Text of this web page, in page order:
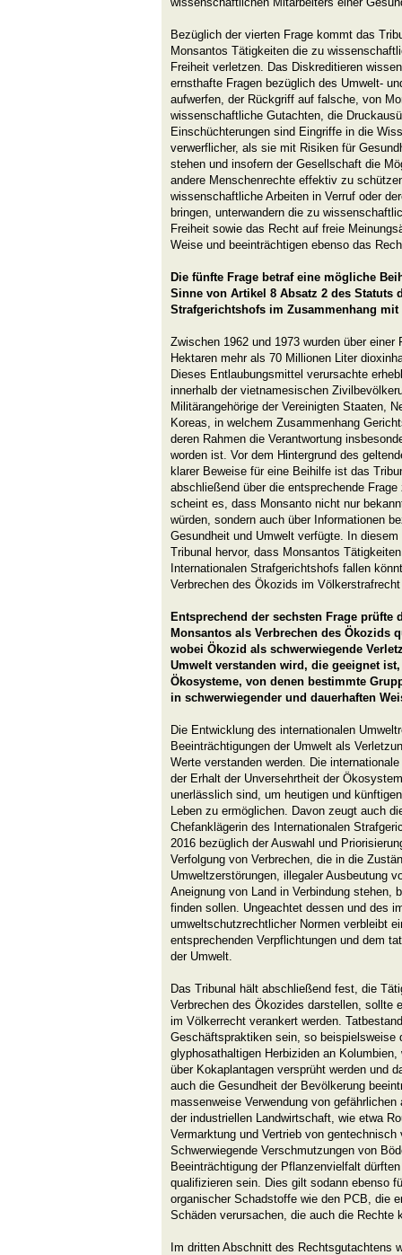
Bezüglich der vierten Frage kommt das
Monsantos Tätigkeiten die zu
Freiheit verletzen. Das Diskreditieren
ernsthafte Fragen bezüglich des Umwelt-
aufwerfen, der Rückgriff auf falsche, von
wissenschaftliche Gutachten, die
Einschüchterungen sind Eingriffe in die
verwerflicher, als sie mit Risiken für
stehen und insofern der Gesellschaft die
andere Menschenrechte effektiv zu
wissenschaftliche Arbeiten in Verruf oder
bringen, unterwandern die zu
Freiheit sowie das Recht auf freie
Weise und beeinträchtigen ebenso das
Die fünfte Frage betraf eine mögliche
Sinne von Artikel 8 Absatz 2 des Statuts
Strafgerichtshofs im Zusammenhang mit
Zwischen 1962 und 1973 wurden über
Hektaren mehr als 70 Millionen Liter
Dieses Entlaubungsmittel verursachte
innerhalb der vietnamesischen
Militärangehörige der Vereinigten Staaten,
Koreas, in welchem Zusammenhang
deren Rahmen die Verantwortung
worden ist. Vor dem Hintergrund des
klarer Beweise für eine Beihilfe ist das
abschließend über die entsprechende
scheint es, dass Monsanto nicht nur
würden, sondern auch über Informationen
Gesundheit und Umwelt verfügte. In
Tribunal hervor, dass Monsantos
Internationalen Strafgerichtshofs fallen
Verbrechen des Ökozids im
Entsprechend der sechsten Frage prüfte
Monsantos als Verbrechen des Ökozids
wobei Ökozid als schwerwiegende
Umwelt verstanden wird, die geeignet
Ökosysteme, von denen bestimmte
in schwerwiegender und dauerhaften
Die Entwicklung des internationalen
Beeinträchtigungen der Umwelt als
Werte verstanden werden. Die
der Erhalt der Unversehrtheit der
unerlässlich sind, um heutigen und
Leben zu ermöglichen. Davon zeugt auch
Chefanklägerin des Internationalen
2016 bezüglich der Auswahl und
Verfolgung von Verbrechen, die in die
Umweltzerstörungen, illegaler Ausbeutung
Aneignung von Land in Verbindung stehen,
finden sollen. Ungeachtet dessen und des
umweltschutzrechtlicher Normen verbleibt
entsprechenden Verpflichtungen und dem
der Umwelt.
Das Tribunal hält abschließend fest, die
Verbrechen des Ökozides darstellen, sollte
im Völkerrecht verankert werden.
Geschäftspraktiken sein, so beispielsweise
glyphosathaltigen Herbiziden an
über Kokaplantagen versprüht werden und
auch die Gesundheit der Bevölkerung
massenweise Verwendung von
der industriellen Landwirtschaft, wie etwa
Vermarktung und Vertrieb von gentechnisch
Schwerwiegende Verschmutzungen von
Beeinträchtigung der Pflanzenvielfalt
qualifizieren sein. Dies gilt sodann ebenso
organischer Schadstoffe wie den PCB, die
Schäden verursachen, die auch die Rechte
Im dritten Abschnitt des Rechtsgutachtens